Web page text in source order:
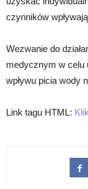
czynników
Wezwanie do
medycznym w celu
wpływu picia wody
Link tagu HTML: